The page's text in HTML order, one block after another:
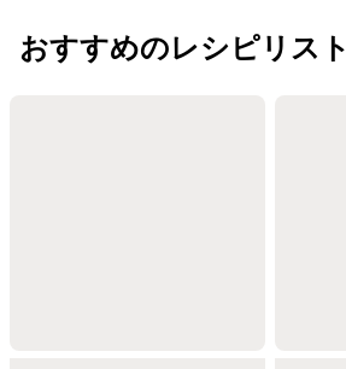
おすすめのレシピリスト